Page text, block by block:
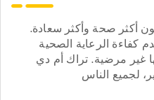
أكثر صحة وأكثر سعادة.
كفاءة الرعاية الصحية
غير مرضية. تراك أم دي
لجميع الناس